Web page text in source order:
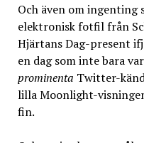
Och även om ingenting
elektronisk fotfil från
Hjärtans Dag-present
en dag som inte bara
prominenta Twitter-
lilla Moonlight-
fin.